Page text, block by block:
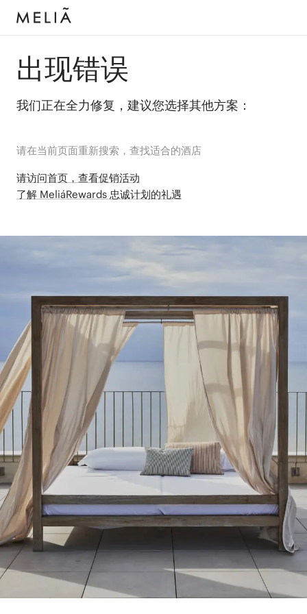
出现错误
我们正在全力修复，建议您选择其他方案：
请在当前页面重新搜索，查找适合的酒店
请访问首页，查看促销活动
了解 MeliáRewards 忠诚计划的礼遇